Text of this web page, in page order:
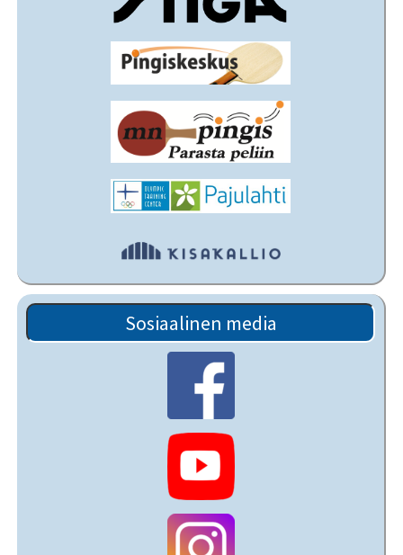
Sosiaalinen media